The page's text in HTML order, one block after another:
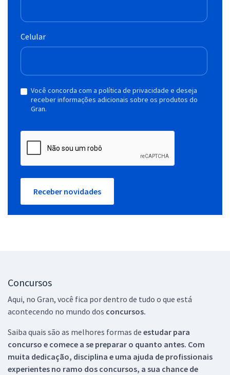
Celular
Você concorda com a política de privacidade e deseja
receber informações adicionais sobre os produtos do
Gran.
Receber novidades
Concursos
Aqui, no Gran, você fica por dentro de tudo o que está
acontecendo no mundo dos concursos.
Saiba quais são as melhores formas de estudar para
concurso e comece a se preparar o quanto antes. Com
muita dedicação, disciplina e uma ajuda de profissionais
experientes no ramo dos concursos, a sua chance de